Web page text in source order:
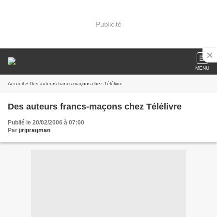
Publicité
MENU
Accueil » Des auteurs francs-maçons chez Télélivre
Des auteurs francs-maçons chez Télélivre
Publié le 20/02/2006 à 07:00
Par jiripragman